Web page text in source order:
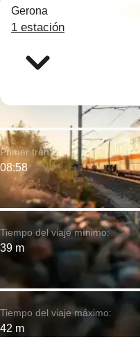
Gerona
1 estación
Tiempo del viaje mínimo:
39 m
Primer tren:
08:58
Tiempo del viaje máximo:
42 m